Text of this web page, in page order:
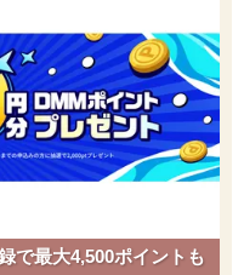
で最大4,500ポイントも